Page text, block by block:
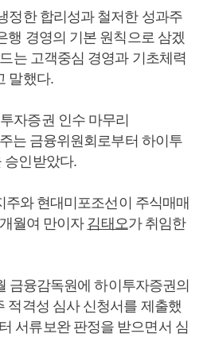
정한 합리성과 철저한 성과주
행 경영의 기본 원칙으로 삼겠
는 고객중심 경영과 기초체력
말했다.
자증권 인수 마무리
는 금융위원회로부터 하이투
승인받았다.
주와 현대미포조선이 주식매매
월여 만이자 김태오가 취임한
금융감독원에 하이투자증권의
적격성 심사 신청서를 제출했
서류보완 판정을 받으면서 심